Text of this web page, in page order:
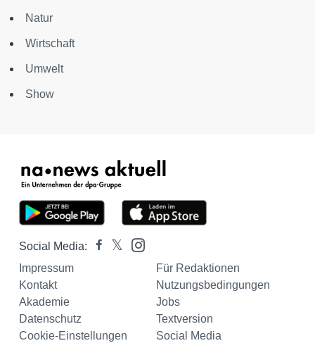
Natur
Wirtschaft
Umwelt
Show
Social Media:
Impressum
Für Redaktionen
Kontakt
Nutzungsbedingungen
Akademie
Jobs
Datenschutz
Textversion
Cookie-Einstellungen
Social Media